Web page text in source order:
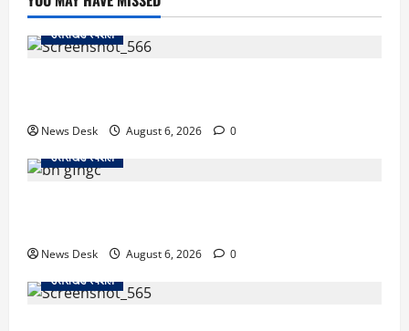
उत्तराखंड स्पेशल
News Desk August 6, 2026
0
उत्तराखंड स्पेशल
News Desk August 6, 2026
0
उत्तराखंड स्पेशल